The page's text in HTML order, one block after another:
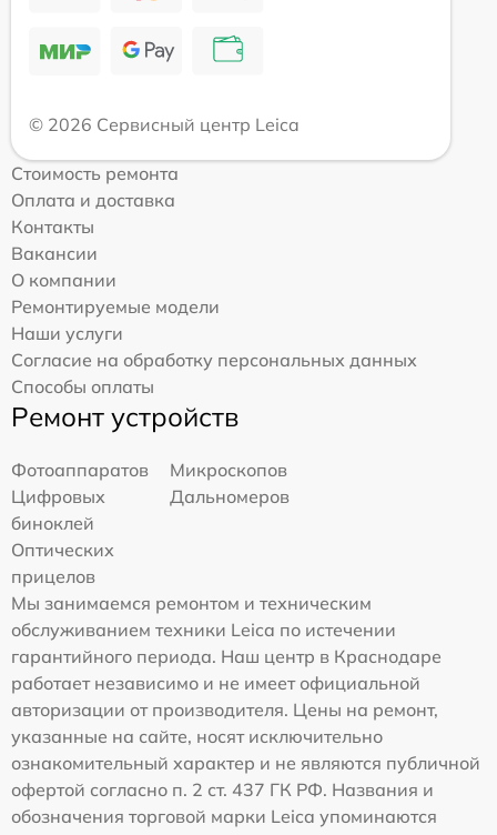
© 2026 Сервисный центр Leica
Стоимость ремонта
Оплата и доставка
Контакты
Вакансии
О компании
Ремонтируемые модели
Наши услуги
Согласие на обработку персональных данных
Способы оплаты
Ремонт устройств
Фотоаппаратов
Микроскопов
Цифровых
биноклей
Дальномеров
Оптических
прицелов
Мы занимаемся ремонтом и техническим
обслуживанием техники Leica по истечении
гарантийного периода. Наш центр в Краснодаре
работает независимо и не имеет официальной
авторизации от производителя. Цены на ремонт,
указанные на сайте, носят исключительно
ознакомительный характер и не являются публичной
офертой согласно п. 2 ст. 437 ГК РФ. Названия и
обозначения торговой марки Leica упоминаются